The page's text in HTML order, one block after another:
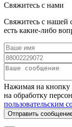
Свяжитесь с нами
Свяжитесь с нашей
есть какие-либо
Нажимая на кнопку
на обработку
пользовательским
Отправить